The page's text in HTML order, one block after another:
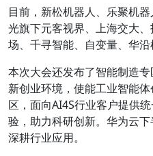
目前，新松机器人、乐聚机
光旗下元客视界、上海交大
场、千寻智能、自变量、华沿
本次大会还发布了智能制造
新创业环境，使能工业智能
区，面向AI4S行业客户提供
验，助力科研创新。华为云
深耕行业应用。